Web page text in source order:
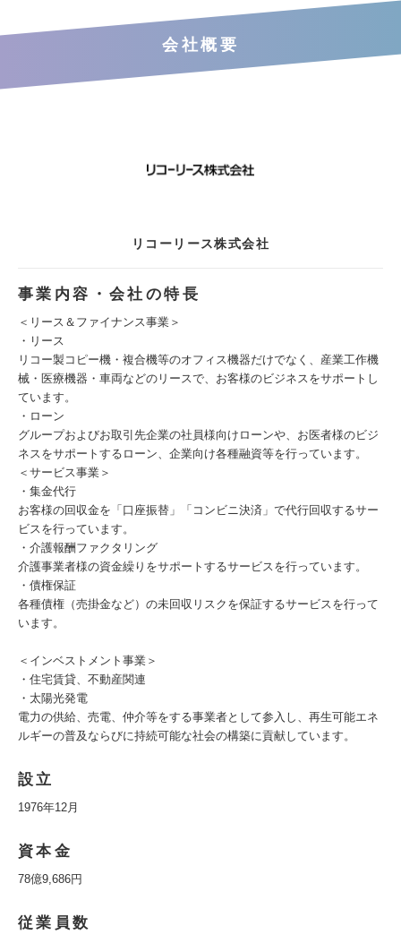
会社概要
リコーリース株式会社
事業内容・会社の特長
＜リース＆ファイナンス事業＞
・リース
リコー製コピー機・複合機等のオフィス機器だけでなく、産業工作機
械・医療機器・車両などのリースで、お客様のビジネスをサポートし
ています。
・ローン
グループおよびお取引先企業の社員様向けローンや、お医者様のビジ
ネスをサポートするローン、企業向け各種融資等を行っています。
＜サービス事業＞
・集金代行
お客様の回収金を「口座振替」「コンビニ決済」で代行回収するサー
ビスを行っています。
・介護報酬ファクタリング
介護事業者様の資金繰りをサポートするサービスを行っています。
・債権保証
各種債権（売掛金など）の未回収リスクを保証するサービスを行って
います。
＜インベストメント事業＞
・住宅賃貸、不動産関連
・太陽光発電
電力の供給、売電、仲介等をする事業者として参入し、再生可能エネ
ルギーの普及ならびに持続可能な社会の構築に貢献しています。
設立
1976年12月
資本金
78億9,686円
従業員数